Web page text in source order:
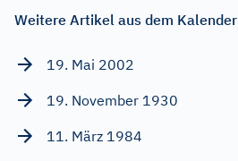
Weitere Artikel aus dem Kalender
19. Mai 2002
19. November 1930
11. März 1984